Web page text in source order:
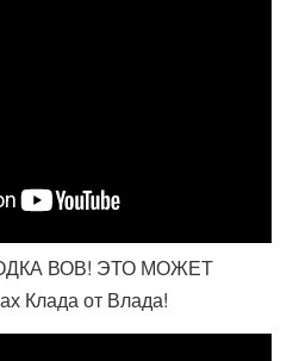
ВОВ! ЭТО МОЖЕТ
Клада от Влада!